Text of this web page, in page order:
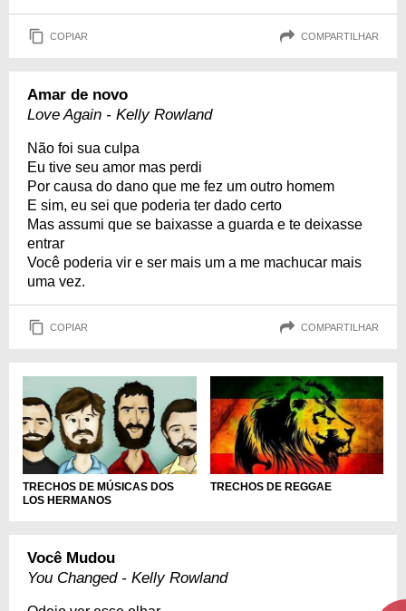
COPIAR COMPARTILHAR
Amar de novo
Love Again - Kelly Rowland
Não foi sua culpa
Eu tive seu amor mas perdi
Por causa do dano que me fez um outro homem
E sim, eu sei que poderia ter dado certo
Mas assumi que se baixasse a guarda e te deixasse
entrar
Você poderia vir e ser mais um a me machucar mais
uma vez.
COPIAR COMPARTILHAR
TRECHOS DE MÚSICAS DOS
LOS HERMANOS
TRECHOS DE REGGAE
Você Mudou
You Changed - Kelly Rowland